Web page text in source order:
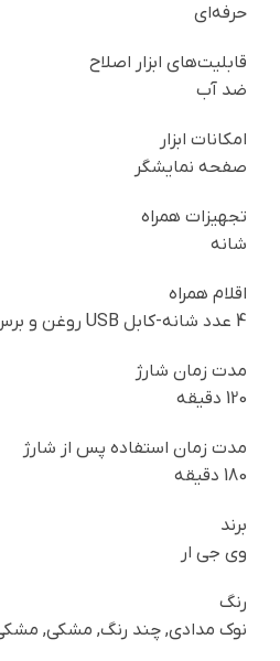
حرفه‌ای
قابلیت‌های ابزار اصلاح
ضد آب
امکانات ابزار
صفحه نمایشگر
تجهیزات همراه
شانه
اقلام همراه
4 عدد شانه-کابل USB روغن و برس
مدت زمان شارژ
120 دقیقه
مدت زمان استفاده پس از شارژ
180 دقیقه
برند
وی جی ار
رنگ
نوک مدادی, چند رنگ, مشکی,